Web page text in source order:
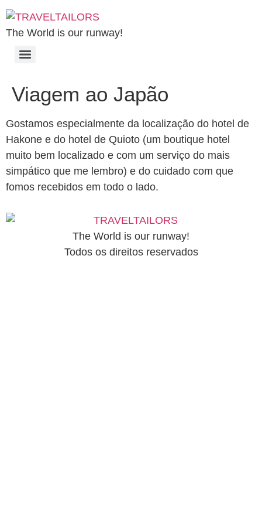
The World is our runway!
Viagem ao Japão
Gostamos especialmente da localização do hotel de
Hakone e do hotel de Quioto (um boutique hotel
muito bem localizado e com um serviço do mais
simpático que me lembro) e do cuidado com que
fomos recebidos em todo o lado.
The World is our runway!
Todos os direitos reservados